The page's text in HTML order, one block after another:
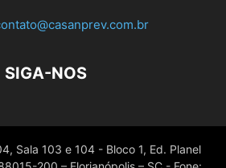
SIGA-NOS
Sala 103 e 104 - Bloco 1, Ed. Planel